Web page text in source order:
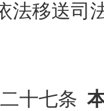
法移送司
十七条